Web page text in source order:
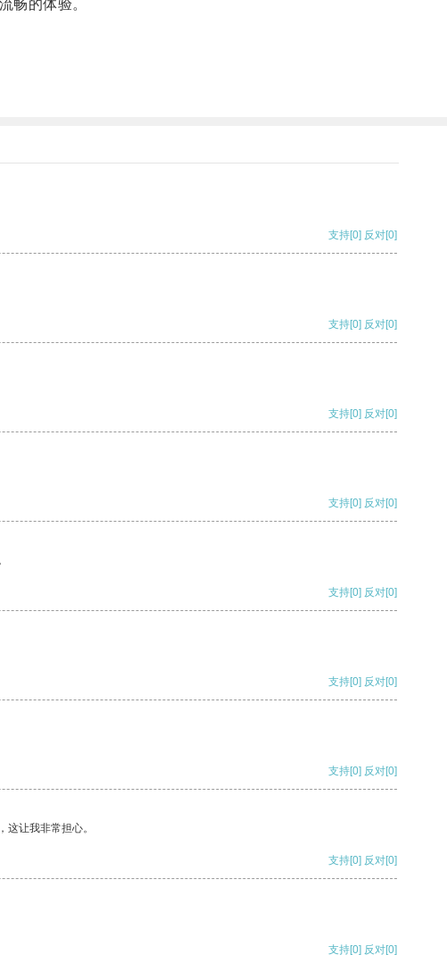
畅的体验。
支持[0] 反对[0]
支持[0] 反对[0]
支持[0] 反对[0]
支持[0] 反对[0]
支持[0] 反对[0]
支持[0] 反对[0]
支持[0] 反对[0]
让我非常担心。
支持[0] 反对[0]
支持[0] 反对[0]